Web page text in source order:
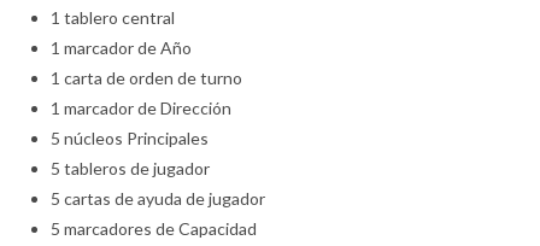
1 tablero central
1 marcador de Año
1 carta de orden de turno
1 marcador de Dirección
5 núcleos Principales
5 tableros de jugador
5 cartas de ayuda de jugador
5 marcadores de Capacidad